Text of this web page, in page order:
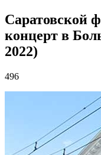
Саратовской
концерт в
2022)
496